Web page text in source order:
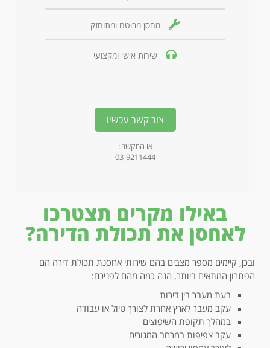
מחסן מבוטח ומתוחזק
שירות אישי ומקצועי
צור קשר עכשיו
או התקשרו:
03-9211444
באילו מקרים תצטרכו
לאחסן את תכולת הדירה?
ובכן, קיימים מספר מצבים בהם שירותי אחסנת תכולת דירה הם
הפתרון המתאים ביותר, הנה כמה מהם לפניכם:
בעת מעבר בין דירות
עקב מעבר לארץ אחרת לצורך טיול או עבודה
במהלך תקופת השיפוצים
עקב צפיפות במרחב המגורים